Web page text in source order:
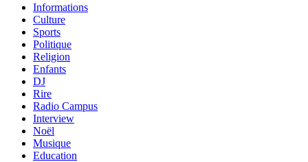
Informations
Culture
Sports
Politique
Religion
Enfants
DJ
Rire
Radio Campus
Interview
Noël
Musique
Education